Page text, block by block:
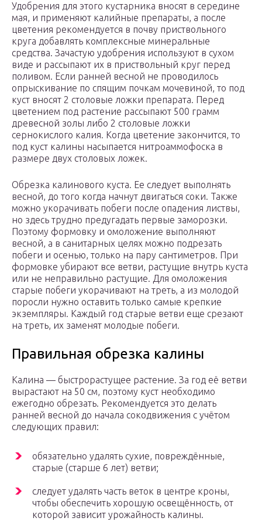
Удобрения для этого кустарника вносят в середине
мая, и применяют калийные препараты, а после
цветения рекомендуется в почву приствольного
круга добавлять комплексные минеральные
средства. Зачастую удобрения используют в сухом
виде и рассыпают их в приствольный круг перед
поливом. Если ранней весной не проводилось
опрыскивание по спящим почкам мочевиной, то под
куст вносят 2 столовые ложки препарата. Перед
цветением под растение рассыпают 500 грамм
древесной золы либо 2 столовые ложки
сернокислого калия. Когда цветение закончится, то
под куст калины насыпается нитроаммофоска в
размере двух столовых ложек.
Обрезка калинового куста. Ее следует выполнять
весной, до того когда начнут двигаться соки. Также
можно укорачивать побеги после опадения листвы,
но здесь трудно предугадать первые заморозки.
Поэтому формовку и омоложение выполняют
весной, а в санитарных целях можно подрезать
побеги и осенью, только на пару сантиметров. При
формовке убирают все ветви, растущие внутрь куста
или не неправильно растущие. Для омоложения
старые побеги укорачивают на треть, а из молодой
поросли нужно оставить только самые крепкие
экземпляры. Каждый год старые ветви еще срезают
на треть, их заменят молодые побеги.
Правильная обрезка калины
Калина — быстрорастущее растение. За год её ветви
вырастают на 50 см, поэтому куст необходимо
ежегодно обрезать. Рекомендуется это делать
ранней весной до начала сокодвижения с учётом
следующих правил:
обязательно удалять сухие, повреждённые,
старые (старше 6 лет) ветви;
следует удалять часть веток в центре кроны,
чтобы обеспечить хорошую освещённость, от
которой зависит урожайность калины.